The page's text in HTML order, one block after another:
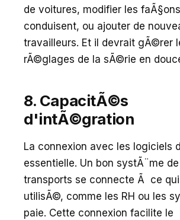
de voitures, modifier les
conduisent, ou ajouter de
travailleurs. Et il devrait gÃ©rer
rÃ©glages de la sÃ©rie en
8. CapacitÃ©s
d'intÃ©gration
La connexion avec les logiciels
essentielle. Un bon systÃ¨me
transports se connecte Ã ce
utilisÃ©, comme les RH ou les
paie. Cette connexion facilite le